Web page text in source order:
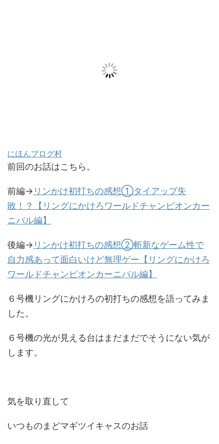
にほんブログ村
前回のお話はこちら。
前編→ リンかけ初打ちの感想①タイアップ失
敗！？【リングにかけろワールドチャンピオンカー
ニバル編】
後編→ リンかけ初打ちの感想②斬新なゲーム性で
自力感あって面白いけど無理ゲー【リングにかけろ
ワールドチャンピオンカーニバル編】
６号機リングにかけろの初打ちの感想を語ってみま
した。
６号機の光が見える台はまだまだでそうにない気が
します。
気を取り直して
いつものまどマギツイキャスのお話